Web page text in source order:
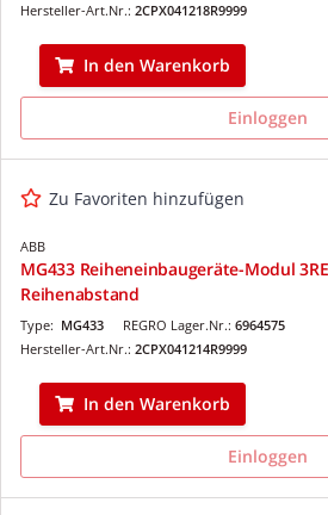
Hersteller-Art.Nr.: 2CPX041218R9999
In den Warenkorb
Einloggen
Zu Favoriten hinzufügen
ABB
MG433 Reiheneinbaugeräte-Modul
Reihenabstand
REGRO Lager.Nr.: 6964575
Type: MG433
Hersteller-Art.Nr.: 2CPX041214R9999
In den Warenkorb
Einloggen